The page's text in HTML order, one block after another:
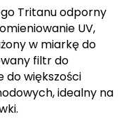
Tritanu odporny
UV,
w miarkę do
filtr do
do większości
idealny na